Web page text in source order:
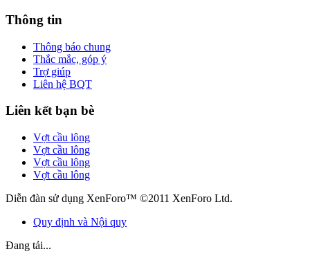
Thông tin
Thông báo chung
Thắc mắc, góp ý
Trợ giúp
Liên hệ BQT
Liên kết bạn bè
Vợt cầu lông
Vợt cầu lông
Vợt cầu lông
Vợt cầu lông
Diễn đàn sử dụng XenForo™ ©2011 XenForo Ltd.
Quy định và Nội quy
Đang tải...